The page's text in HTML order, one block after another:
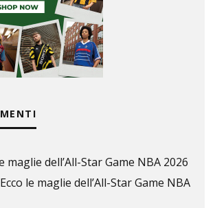
maglie dell’All-Star Game NBA 2026
Ecco le maglie dell’All-Star Game NBA